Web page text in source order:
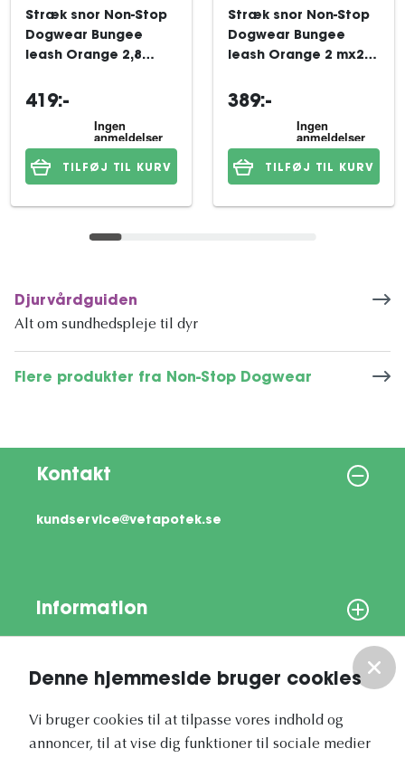
Denne hjemmeside bruger cookies
Vi bruger cookies til at tilpasse vores indhold og
annoncer, til at vise dig funktioner til sociale medier
Stræk snor Non-Stop
Dogwear Bungee
leash Orange 2,8
419:-
TILFØJ TIL KURV
Stræk snor Non-Stop
Dogwear Bungee
leash Orange 2 mx23
389:-
TILFØJ TIL KURV
Djurvårdguiden
Alt om sundhedspleje til dyr
Flere produkter fra Non-Stop Dogwear
Kontakt
kundservice@vetapotek.se
Information
Vores nyhedsbrev